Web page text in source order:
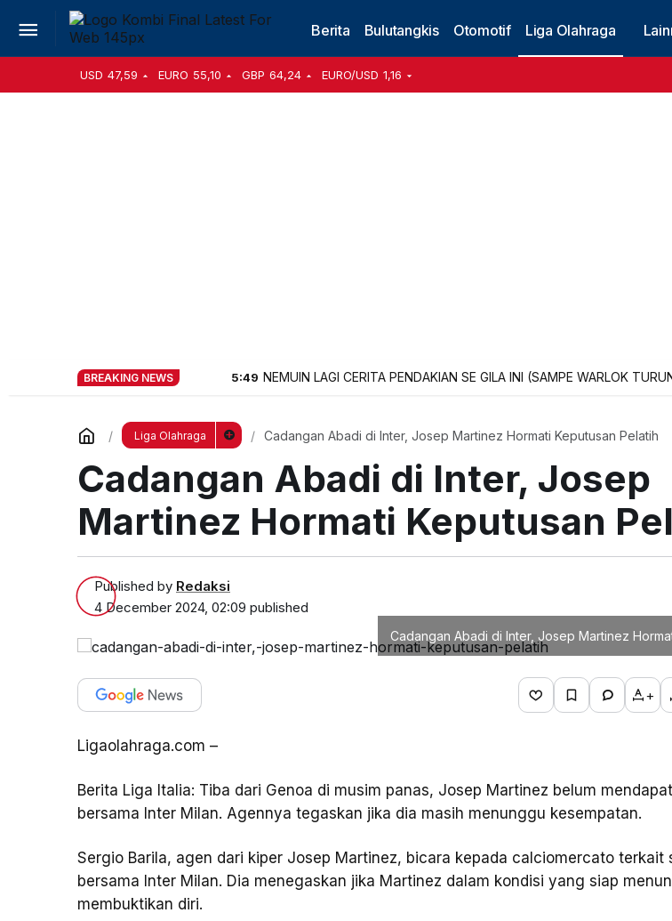
Berita Bulutangkis Otomotif Liga Olahraga
USD 47,59 EURO 55,10 GBP 64,24 EURO/USD 1,16
BREAKING NEWS 5:49 NEMUIN LAGI CERITA PENDAKIAN SE GILA INI (SAMPE WARLOK
Liga Olahraga Cadangan Abadi di Inter, Josep Martinez Hormati Keputusan Pelatih
Cadangan Abadi di Inter, Josep
Martinez Hormati Keputusan
Published by Redaksi
4 December 2024, 02:09 published
Cadangan Abadi di Inter, Josep Martinez
+
Ligaolahraga.com –
Berita Liga Italia: Tiba dari Genoa di musim panas, Josep Martinez belum
bersama Inter Milan. Agennya tegaskan jika dia masih menunggu kesempatan.
Sergio Barila, agen dari kiper Josep Martinez, bicara kepada calciomercato terkait
bersama Inter Milan. Dia menegaskan jika Martinez dalam kondisi yang siap
membuktikan diri.